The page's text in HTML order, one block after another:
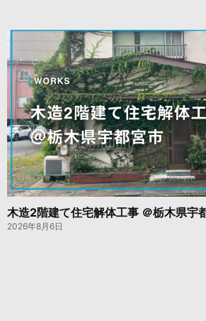
木造2階建て住宅解体工事 ＠栃木県宇
2026年8月6日